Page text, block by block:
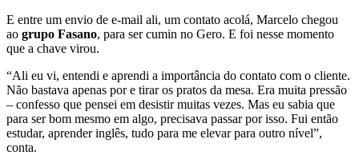
E entre um envio de e-mail ali, um contato acolá, Marcelo chegou
ao grupo Fasano, para ser cumin no Gero. E foi nesse momento
que a chave virou.
“Ali eu vi, entendi e aprendi a importância do contato com o cliente.
Não bastava apenas por e tirar os pratos da mesa. Era muita pressão
– confesso que pensei em desistir muitas vezes. Mas eu sabia que
para ser bom mesmo em algo, precisava passar por isso. Fui então
estudar, aprender inglês, tudo para me elevar para outro nível”,
conta.